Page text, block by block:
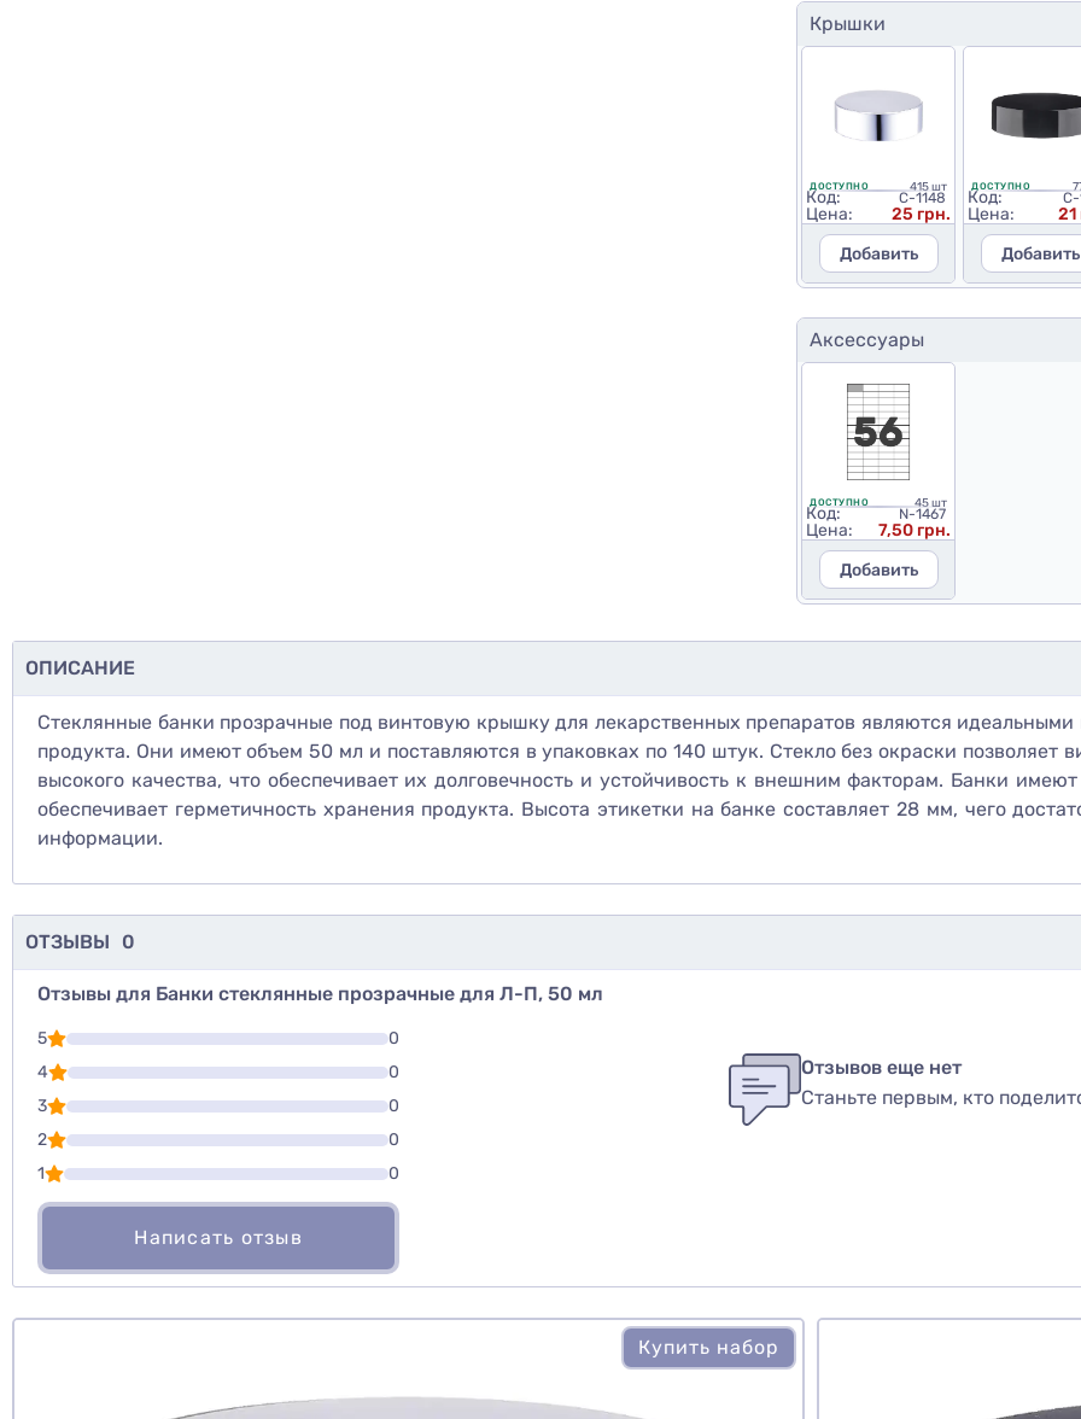
Крышки
ДОСТУПНО 415 шт
Код: C-1148
Цена:
25 грн.
Добавить
ДОСТУПНО
Код: C-
Цена:
21
Добавить
Аксессуары
ДОСТУПНО 45 шт
Код: N-1467
Цена:
7,50 грн.
Добавить
ОПИСАНИЕ
Стеклянные банки прозрачные под винтовую крышку для лекарственных препаратов являются
продукта. Они имеют объем 50 мл и поставляются в упаковках по 140 штук. Стекло без окраски позволяет
высокого качества, что обеспечивает их долговечность и устойчивость к внешним факторам. Банки
обеспечивает герметичность хранения продукта. Высота этикетки на банке составляет 28 мм, чего
информации.
ОТЗЫВЫ 0
Отзывы для Банки стеклянные прозрачные для Л-П, 50 мл
5
0
4
0
3
0
2
0
1
0
Написать отзыв
Отзывов еще нет
Станьте первым, кто
Купить набор